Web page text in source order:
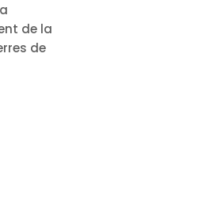
de la
de